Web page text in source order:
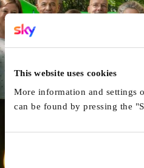
This website uses cookies
More information and settings
can be found by pressing the